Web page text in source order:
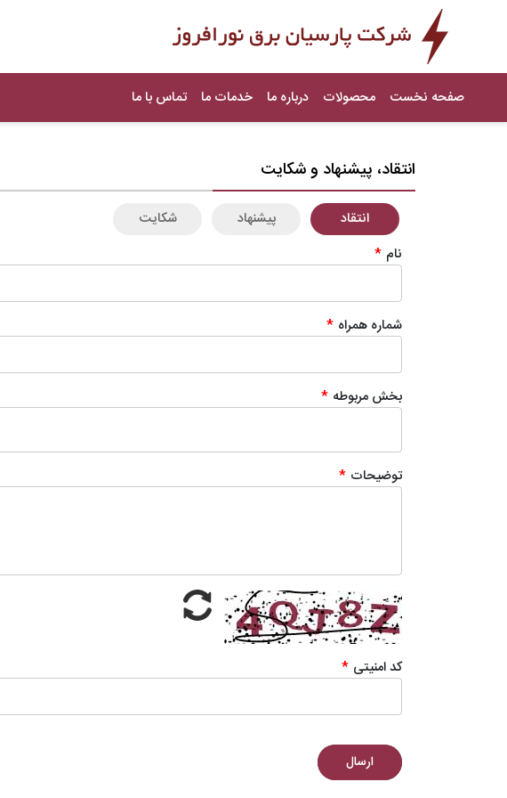
صفحه نخست محصولات درباره ما خدمات ما تماس با ما
انتقاد، پیشنهاد و شکایت
انتقاد پیشنهاد
شکایت
نام *
شماره همراه *
بخش مربوطه *
توضیحات *
کد امنیتی *
ارسال